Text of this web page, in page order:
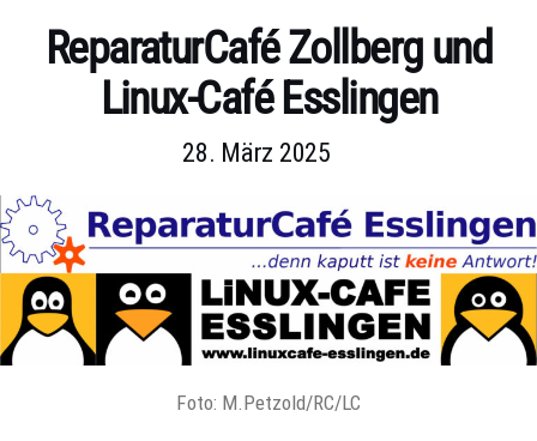
Kategorien
ReparaturCafé Zollberg und
Linux-Café Esslingen
28. März 2025
Foto: M.Petzold/RC/LC